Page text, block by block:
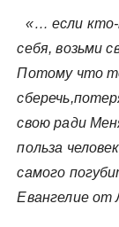
«… если
себя, возьми
Потому что
свою ради
польза
самого
Евангелие от